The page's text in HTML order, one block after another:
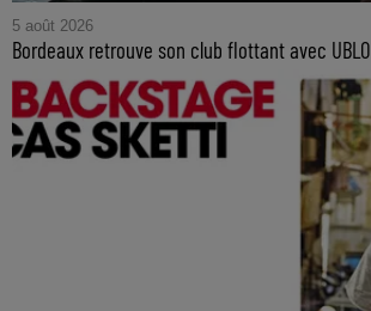
5 août 2026
Bordeaux retrouve son club flottant avec UBLO